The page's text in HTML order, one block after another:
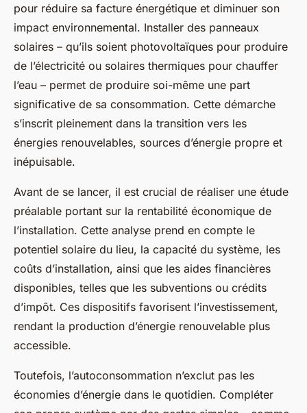
pour réduire sa facture énergétique et diminuer son
impact environnemental. Installer des panneaux
solaires – qu’ils soient photovoltaïques pour produire
de l’électricité ou solaires thermiques pour chauffer
l’eau – permet de produire soi-même une part
significative de sa consommation. Cette démarche
s’inscrit pleinement dans la transition vers les
énergies renouvelables, sources d’énergie propre et
inépuisable.
Avant de se lancer, il est crucial de réaliser une étude
préalable portant sur la rentabilité économique de
l’installation. Cette analyse prend en compte le
potentiel solaire du lieu, la capacité du système, les
coûts d’installation, ainsi que les aides financières
disponibles, telles que les subventions ou crédits
d’impôt. Ces dispositifs favorisent l’investissement,
rendant la production d’énergie renouvelable plus
accessible.
Toutefois, l’autoconsommation n’exclut pas les
économies d’énergie dans le quotidien. Compléter